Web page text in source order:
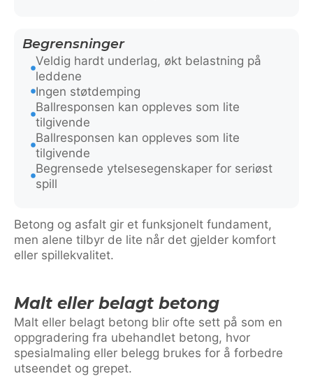
Begrensninger
Veldig hardt underlag, økt belastning på
leddene
Ingen støtdemping
Ballresponsen kan oppleves som lite
tilgivende
Ballresponsen kan oppleves som lite
tilgivende
Begrensede ytelsesegenskaper for seriøst
spill
Betong og asfalt gir et funksjonelt fundament,
men alene tilbyr de lite når det gjelder komfort
eller spillekvalitet.
Malt eller belagt betong
Malt eller belagt betong blir ofte sett på som en
oppgradering fra ubehandlet betong, hvor
spesialmaling eller belegg brukes for å forbedre
utseendet og grepet.